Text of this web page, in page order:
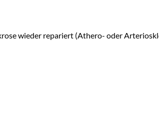
wieder repariert (Athero- oder